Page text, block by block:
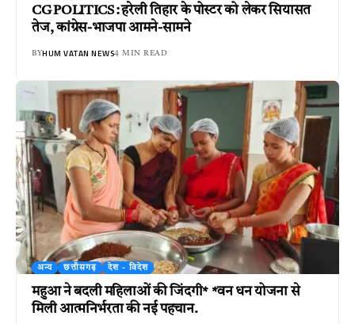
CG POLITICS : हरेली तिहार के पोस्टर को लेकर सियासत
तेज, कांग्रेस-भाजपा आमने-सामने
BYHUM VATAN NEWS4 MIN READ
अन्य छत्तीसगढ़ देश - विदेश
महुआ ने बदली महिलाओं की जिंदगी* *वन धन योजना से
मिली आत्मनिर्भरता की नई पहचान.